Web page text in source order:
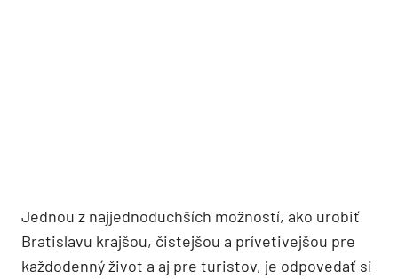
Jednou z najjednoduchších možností, ako urobiť
Bratislavu krajšou, čistejšou a prívetivejšou pre
každodenný život a aj pre turistov, je odpovedať si